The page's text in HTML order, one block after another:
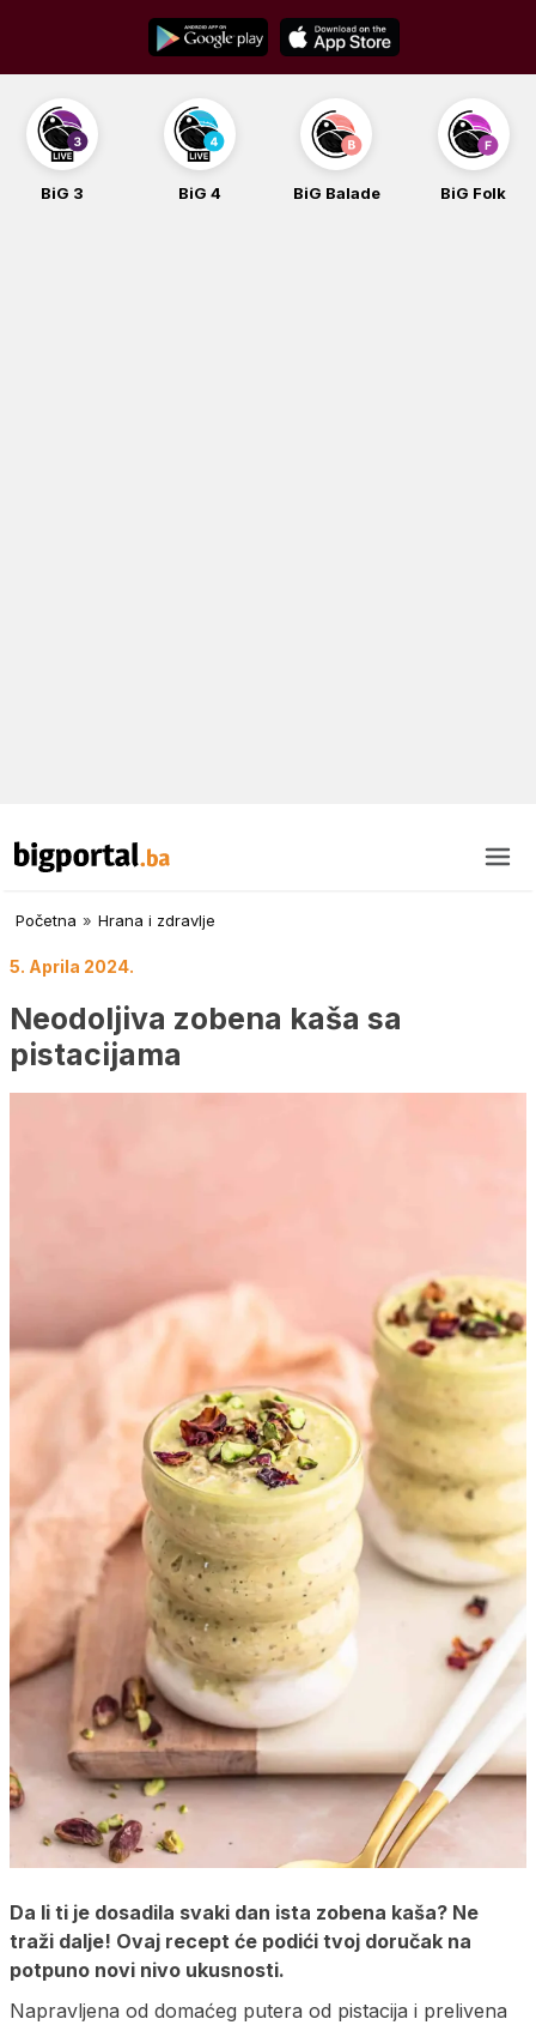
content
BiG 3 BiG 4 BiG Balade BiG Folk
Početna » Hrana i zdravlje
5. Aprila 2024.
Neodoljiva zobena kaša sa
pistacijama
Da li ti je dosadila svaki dan ista zobena kaša? Ne
traži dalje! Ovaj recept će podići tvoj doručak na
potpuno novi nivo ukusnosti.
Napravljena od domaćeg putera od pistacija i prelivena